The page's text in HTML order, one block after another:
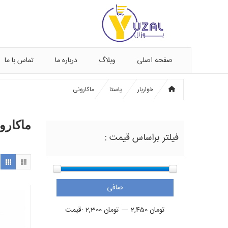
صفحه اصلی وبلاگ درباره ما تماس با ما
خواربار پاستا ماکارونی
فیلتر براساس قیمت :
قیمت
قيمت
صافی
قيمت:
2,300 تومان — 2,450 تومان